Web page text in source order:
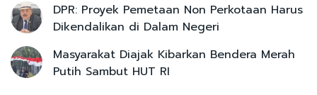
DPR: Proyek Pemetaan Non Perkotaan Harus
Dikendalikan di Dalam Negeri
Masyarakat Diajak Kibarkan Bendera Merah
Putih Sambut HUT RI